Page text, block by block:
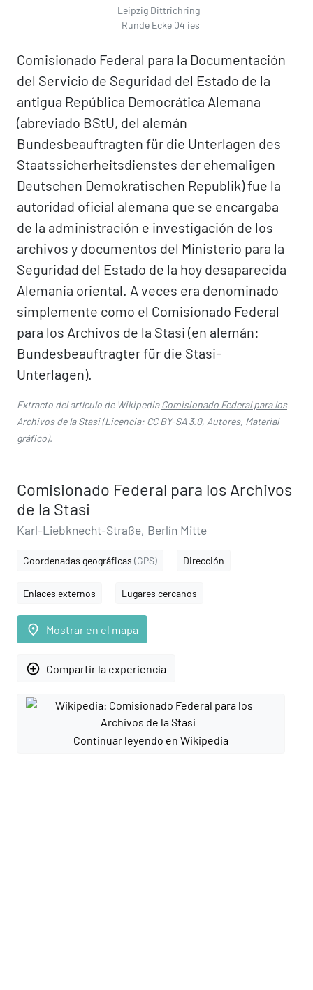
Leipzig Dittrichring
Runde Ecke 04 ies
Comisionado Federal para la Documentación
del Servicio de Seguridad del Estado de la
antigua República Democrática Alemana
(abreviado BStU, del alemán
Bundesbeauftragten für die Unterlagen des
Staatssicherheitsdienstes der ehemaligen
Deutschen Demokratischen Republik) fue la
autoridad oficial alemana que se encargaba
de la administración e investigación de los
archivos y documentos del Ministerio para la
Seguridad del Estado de la hoy desaparecida
Alemania oriental. A veces era denominado
simplemente como el Comisionado Federal
para los Archivos de la Stasi (en alemán:
Bundesbeauftragter für die Stasi-
Unterlagen).
Extracto del artículo de WikipediaComisionado Federal para los
Archivos de la Stasi(Licencia: CC BY-SA 3.0, Autores, Material
gráfico).
Comisionado Federal para los Archivos
de la Stasi
Karl-Liebknecht-Straße, Berlín Mitte
Coordenadas geográficas (GPS) Dirección
Enlaces externos Lugares cercanos
place Mostrar en el mapa
add_circle_outline Compartir la experiencia
Continuar leyendo en Wikipedia